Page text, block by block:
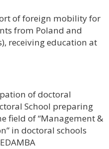
of foreign mobility for
from Poland and
receiving education at
of doctoral
School preparing
field of “Management &
in doctoral schools